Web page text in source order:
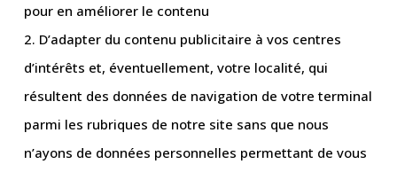
pour en améliorer le contenu
2. D’adapter du contenu publicitaire à vos centres
d’intérêts et, éventuellement, votre localité, qui
résultent des données de navigation de votre terminal
parmi les rubriques de notre site sans que nous
n’ayons de données personnelles permettant de vous